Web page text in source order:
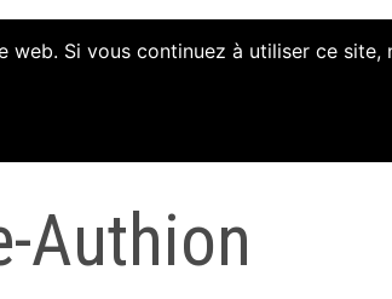
Authion
Si vous continuez à utiliser ce site,